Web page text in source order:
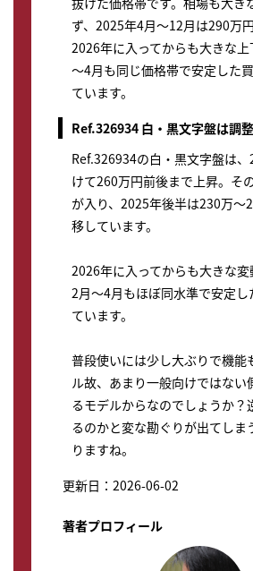
ず、2025年4月～12月は290万
2026年に入ってからも大きな
～4月も同じ価格帯で安定した
ています。
Ref.326934 白・黒文字盤は調
Ref.326934の白・黒文字盤は
けて260万円前後まで上昇。そ
が入り、2025年後半は230万～
移しています。
2026年に入ってからも大きな変
2月～4月もほぼ同水準で安定し
ています。
普段使いには少し大ぶりで機能
ル故、あまり一般向けではない
るモデルからなのでしょうか？
るのかと変な勘ぐりが出てしま
りますね。
更新日：2026-06-02
著者プロフィール